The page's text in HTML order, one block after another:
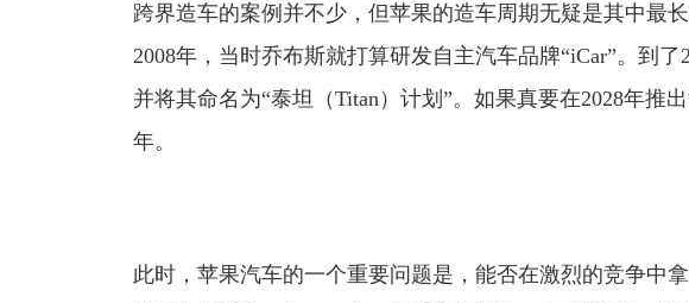
跨界造车的案例并不少，但苹果的造车周期无疑是其中最
2008年，当时乔布斯就打算研发自主汽车品牌“iCar”。到了
并将其命名为“泰坦（Titan）计划”。如果真要在2028年推
年。
此时，苹果汽车的一个重要问题是，能否在激烈的竞争中